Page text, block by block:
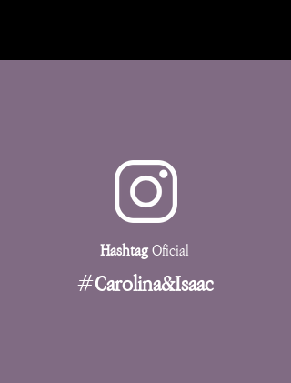
HashtagOficial
#Carolina&Isaac